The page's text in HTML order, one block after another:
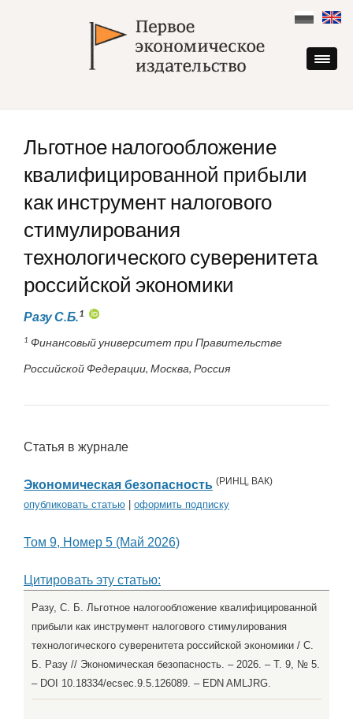
content
Льготное налогообложение
квалифицированной прибыли
как инструмент налогового
стимулирования
технологического суверенитета
российской экономики
Разу С.Б.1
1 Финансовый университет при Правительстве
Российской Федерации, Москва, Россия
Статья в журнале
Экономическая безопасность (РИНЦ, ВАК)
опубликовать статью оформить подписку
Том 9, Номер 5 (Май 2026)
Цитировать эту статью:
Разу, С. Б. Льготное налогообложение квалифицированной
прибыли как инструмент налогового стимулирования
технологического суверенитета российской экономики / С.
Б. Разу // Экономическая безопасность. – 2026. – Т. 9, № 5.
– DOI 10.18334/ecsec.9.5.126089. – EDN AMLJRG.